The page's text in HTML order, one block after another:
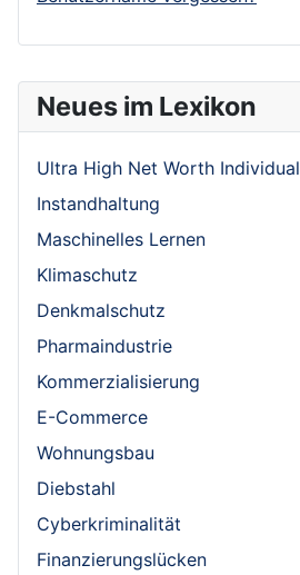
Neues im Lexikon
Ultra High Net Worth Individual
Instandhaltung
Maschinelles Lernen
Klimaschutz
Denkmalschutz
Pharmaindustrie
Kommerzialisierung
E-Commerce
Wohnungsbau
Diebstahl
Cyberkriminalität
Finanzierungslücken